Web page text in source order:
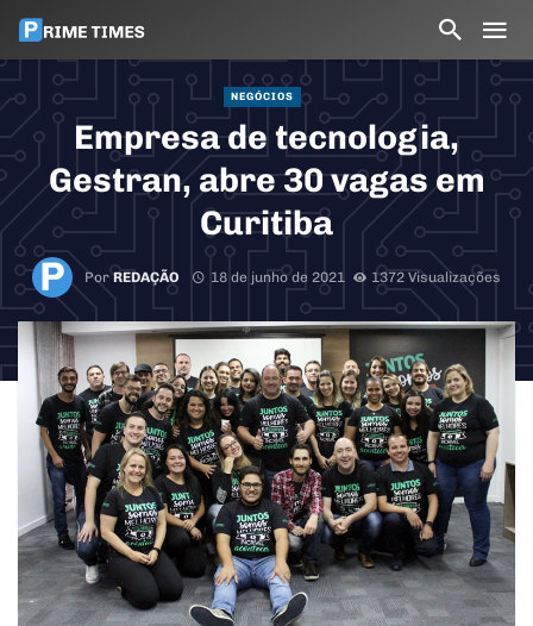
NEGÓCIOS
Empresa de tecnologia,
Gestran, abre 30 vagas em
Curitiba
PorREDAÇÃO 18 de junho de 2021 1372 Visualizações